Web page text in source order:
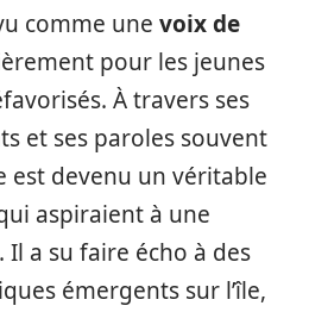
comme une voix de
pour les jeunes
À travers ses
et ses paroles souvent
est devenu un véritable
aspiraient à une
a su faire écho à des
émergents sur l’île,